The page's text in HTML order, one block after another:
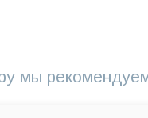
мы